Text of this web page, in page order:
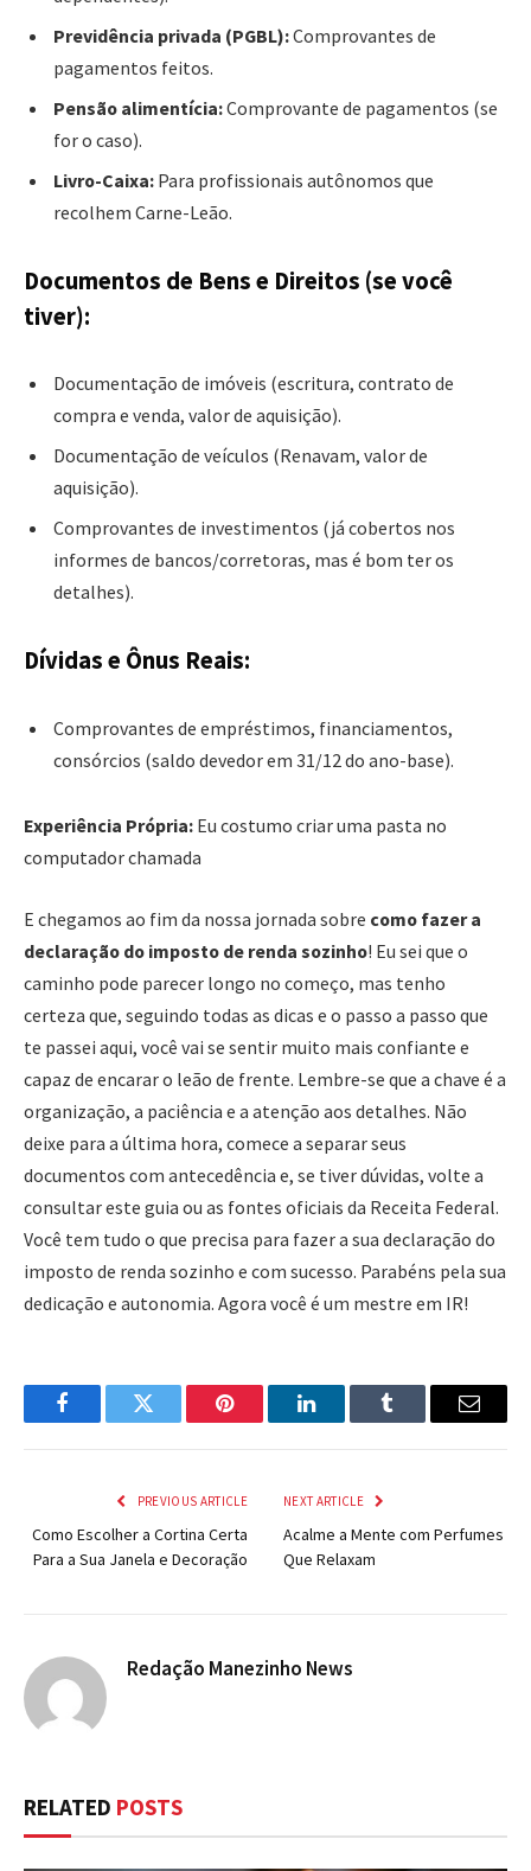
Previdência privada (PGBL):Comprovantes de
pagamentos feitos.
Pensão alimentícia:Comprovante de pagamentos (se
for o caso).
Livro-Caixa: Para profissionais autônomos que
recolhem Carne-Leão.
Documentos de Bens e Direitos (se você
tiver):
Documentação de imóveis (escritura, contrato de
compra e venda, valor de aquisição).
Documentação de veículos (Renavam, valor de
aquisição).
Comprovantes de investimentos (já cobertos nos
informes de bancos/corretoras, mas é bom ter os
detalhes).
Dívidas e Ônus Reais:
Comprovantes de empréstimos, financiamentos,
consórcios (saldo devedor em 31/12 do ano-base).
Experiência Própria: Eu costumo criar uma pasta no
computador chamada
E chegamos ao fim da nossa jornada sobre como fazer a
declaração do imposto de renda sozinho! Eu sei que o
caminho pode parecer longo no começo, mas tenho
certeza que, seguindo todas as dicas e o passo a passo que
te passei aqui, você vai se sentir muito mais confiante e
capaz de encarar o leão de frente. Lembre-se que a chave é a
organização, a paciência e a atenção aos detalhes. Não
deixe para a última hora, comece a separar seus
documentos com antecedência e, se tiver dúvidas, volte a
consultar este guia ou as fontes oficiais da Receita Federal.
Você tem tudo o que precisa para fazer a sua declaração do
imposto de renda sozinho e com sucesso. Parabéns pela sua
dedicação e autonomia. Agora você é um mestre em IR!
FacebookTwitter Pinterest LinkedInTumblr Email
PREVIOUS ARTICLE
Como Escolher a Cortina Certa
Para a Sua Janela e Decoração
NEXT ARTICLE
Acalme a Mente com Perfumes
Que Relaxam
Redação Manezinho News
RELATED POSTS